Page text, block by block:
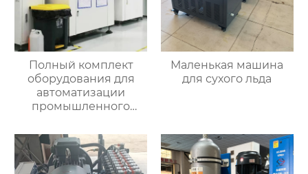
Полный комплект
оборудования для
автоматизации
промышленного
Маленькая машина
для сухого льда